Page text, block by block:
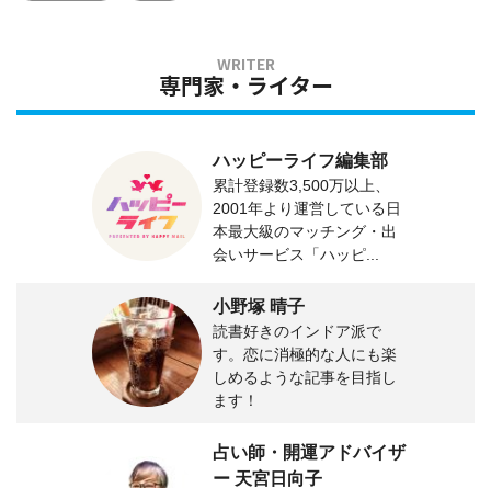
専門家・ライター
ハッピーライフ編集部
累計登録数3,500万以上、
2001年より運営している日
本最大級のマッチング・出
会いサービス「ハッピ...
小野塚 晴子
読書好きのインドア派で
す。恋に消極的な人にも楽
しめるような記事を目指し
ます！
占い師・開運アドバイザ
ー 天宮日向子